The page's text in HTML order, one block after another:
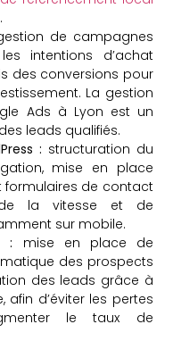
de campagnes
intentions d’achat
des conversions pour
La gestion
Ads à Lyon est un
leads qualifiés.
: structuration du
mise en place
formulaires de contact
de la vitesse et de
sur mobile.
: mise en place de
des prospects
des leads grâce à
afin d’éviter les pertes
le taux de